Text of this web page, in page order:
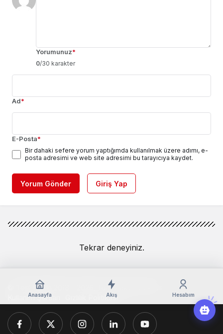
Yorumunuz*
0/30 karakter
Ad*
E-Posta*
Bir dahaki sefere yorum yaptığımda kullanılmak üzere adımı, e-
posta adresimi ve web site adresimi bu tarayıcıya kaydet.
Yorum Gönder Giriş Yap
Tekrar deneyiniz.
Anasayfa Akış Hesabım
© Telif Hakkı 2018 - 2026, Tüm Hakları Saklıdır
Kullanım Şartları
Gizlilik Politikası